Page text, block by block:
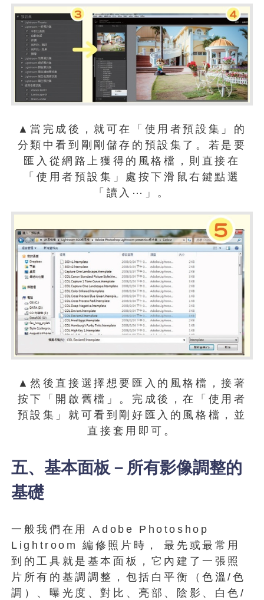
▲當完成後，就可在「使用者預設集」的
分類中看到剛剛儲存的預設集了。若是要
匯入從網路上獲得的風格檔，則直接在
「使用者預設集」處按下滑鼠右鍵點選
「讀入⋯」。
▲然後直接選擇想要匯入的風格檔，接著
按下「開啟舊檔」。完成後，在「使用者
預設集」就可看到剛好匯入的風格檔，並
直接套用即可。
五、基本面板－所有影像調整的
基礎
一般我們在用 Adobe Photoshop
Lightroom 編修照片時， 最先或最常用
到的工具就是基本面板，它內建了一張照
片所有的基調調整，包括白平衡（色溫/色
調）、曝光度、對比、亮部、陰影、白色/